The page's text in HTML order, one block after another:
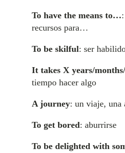
To have the means to…
recursos para…
To be skilful: ser
It takes X years/
tiempo hacer algo
A journey: un viaje, una
To get bored: aburrirse
To be delighted with